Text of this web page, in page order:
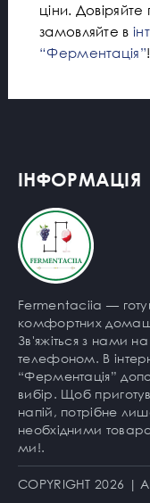
ціни.
замовляйте в
“Ферментація”!
ІНФОРМАЦІЯ
Fermentaciia —
комфортних
Зв'яжіться з нами
телефоном. В
“Ферментація”
вибір. Щоб
напій, потрібне
необхідними
ми!.
COPYRIGHT 2026 |